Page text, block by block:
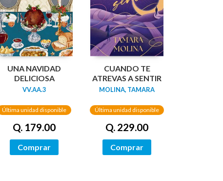
UNA NAVIDAD
DELICIOSA
VV.AA.3
Última unidad disponible
Q. 179.00
Comprar
CUANDO TE
ATREVAS A SENTIR
MOLINA, TAMARA
Última unidad disponible
Q. 229.00
Comprar